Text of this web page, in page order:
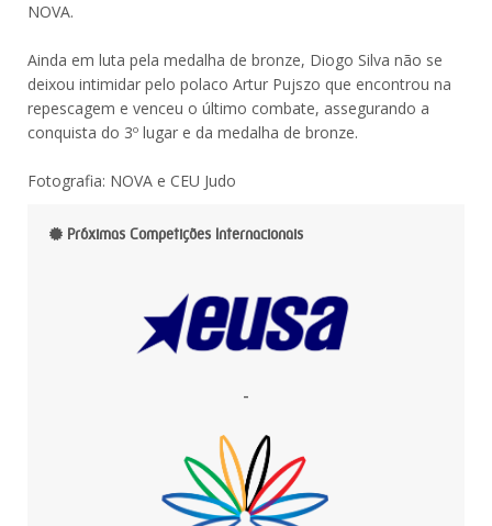
NOVA.
Ainda em luta pela medalha de bronze, Diogo Silva não se
deixou intimidar pelo polaco Artur Pujszo que encontrou na
repescagem e venceu o último combate, assegurando a
conquista do 3º lugar e da medalha de bronze.
Fotografia: NOVA e CEU Judo
Próximas Competições Internacionais
-